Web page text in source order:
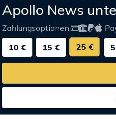
Apollo News
Zahlungsoptionen:
10 €
15 € 25 €